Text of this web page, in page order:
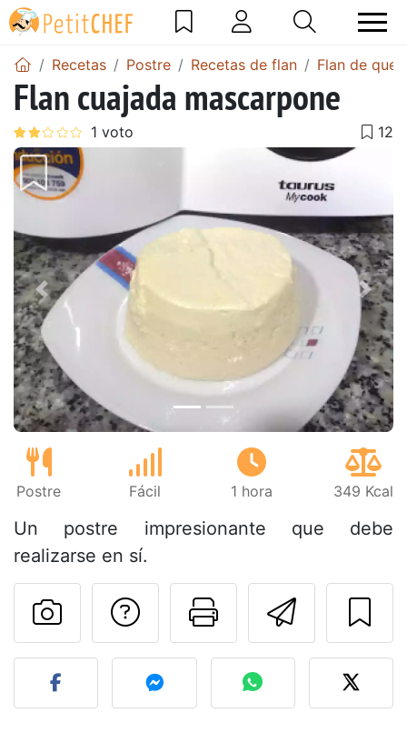
Recetas Postre Recetas de flan Flan de
Flan cuajada mascarpone
Anterior
Postre Fácil 1 hora 349 Kcal
Un postre impresionante que debe
realizarse en sí.
Imprimir
Preguntar al autor
Publicar la foto de esta